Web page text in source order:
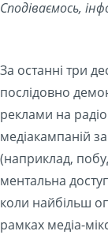
Сподіваємось,
За останні три
послідовно
реклами на
медіакампаній
(наприклад,
ментальна
коли найбільш
рамках медіа-